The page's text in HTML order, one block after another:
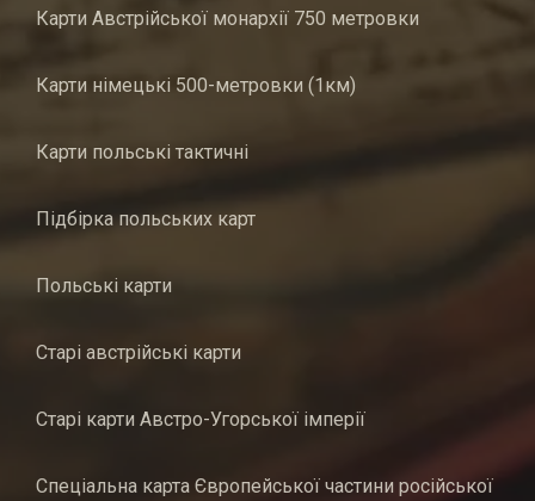
Карти Австрійської монархії 750 метровки
Карти німецькі 500-метровки (1км)
Карти польські тактичні
Підбірка польських карт
Польські карти
Старі австрійські карти
Старі карти Австро-Угорської імперії
Спеціальна карта Європейської частини російської